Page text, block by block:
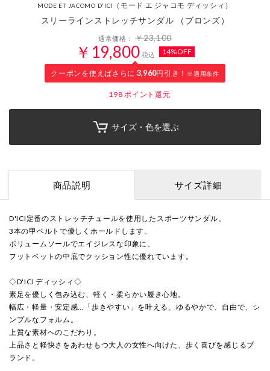
MODE ET JACOMO D'ICI （モード エ ジャコモ ディッシィ）
スリーラインストレッチサンダル （ブロンズ）
通常価格：￥23,100
￥19,800 税込 14%OFF
クーポンを使えばさらに 3,960円引き！ ※適用条件
198 ポイント還元
サイズ・色を選ぶ
商品説明 サイズ詳細
D'ICI定番のストレッチチュールを使用したスポーツサンダル。
3本の甲ベルトで優しくホールドします。
ボリュームソールでエイジレスな印象に。
フットベットの中底でクッション性に優れています。
◇D'ICI ディッシィ◇
素足を優しく包み込む、軽く・柔らかい履き心地。
幅広・軽量・安定感…「歩きやすい」を叶える、ゆるやかで、自由で、シ
ンプルなフォルム。
上質な素材へのこだわり。
上品さと軽快さをあわせもつ大人の女性へ向けた、歩く喜びを感じるブ
ランド。